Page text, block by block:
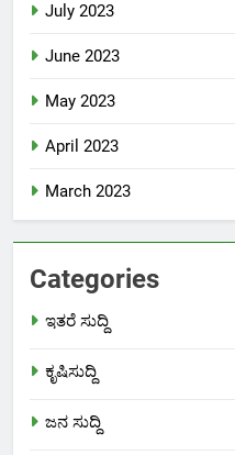
July 2023
June 2023
May 2023
April 2023
March 2023
Categories
ಇತರೆ ಸುದ್ದಿ
ಕೃಷಿಸುದ್ದಿ
ಜನ ಸುದ್ದಿ